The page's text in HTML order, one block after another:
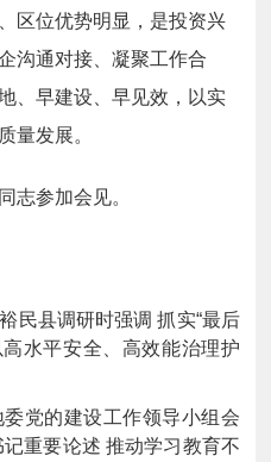
区位优势明显，是投资兴
沟通对接、凝聚工作合
、早建设、早见效，以实
量发展。
志参加会见。
民县调研时强调 抓实“最后
水平安全、高效能治理护
党的建设工作领导小组会
重要论述 推动学习教育不